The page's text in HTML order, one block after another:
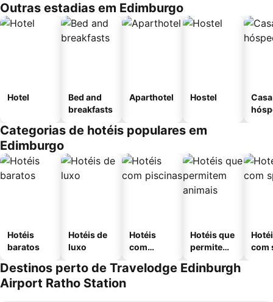
Outras estadias em Edimburgo
Hotel
Bed and
breakfasts
Aparthotel Hostel
Categorias de hotéis populares em
Edimburgo
Hotéis
baratos
Hotéis de
luxo
Hotéis
com
Hotéis que
permitem
com
Destinos perto de Travelodge Edinburgh
Airport Ratho Station